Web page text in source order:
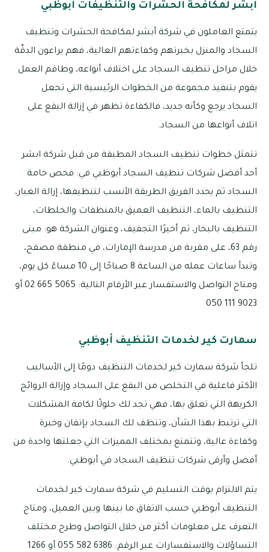
ابشر لمكافحة الحشرات والتنظيفات أبوظبي
يتمتع العاملون في شركة أبشر لمكافحة الحشرات وتنظيف
السجاد والمنزل بخبرتهم وكفاءتهم العالية، فهم يراعون الدقّة
خلال مراحل تنظيف السجاد على اختلاف أنواعه، وطاقم العمل
يقوم بتنفيذ مجموعة من الخطوات الرئيسية التي تجعل
السجاد يرجع وكأنه جديد، فالكفاءة تظهر في إزالة البقع على
اتلاف أنواعها من السجاد.
تتمثل خطوات تنظيف السجاد المطبقة من قبل شركة ابشر
أحد أفضل شركات تنظيف السجاد أبوظبي في: فحص خامة
السجاد ثم يحدد الفريق الطريقة الأنسب لتنظيفها، إزالة الغبار،
التنظيف بالماء، التنظيف العميق بالمنظفات والخلطات،
التنظيف بالبخار، ثم أخيرًا التجفيف، وعنوان الشركة هو: مبنى
رقم 63، على مقربة من مدرسة الإمارات، في منطقة مصفح،
وتبدأ ساعات عمله من الساعة 8 صباحًا إلى 10 مساءً كل يوم،
ومتاح التواصل والاستفسار عبر الأرقام التالية: 5065 665 02 أو
9023 111 050
سمارت كير لخدمات التنظيف أبوظبي
تلجأ شركة سمارت كير لخدمات التنظيف دومًا إلى الأساليب
الأكثر فاعلية في التخلص من البقع على السجاد وإزالة الروائح
الكريهة التي تعلق بها، فهي تجد لك حلولًا لكافة المشكلات
التي ترتبط بهذا الشأن، وتنظف لك السجاد بإتقان وخبرة
وكفاءة عالية، وتتمتع بمختلف المميزات التي جعلتها واحدة من
أفضل وأرقى شركات تنظيف السجاد في أبوظبي.
يتم الالتزام بوقت التسليم في شركة سمارت كير لخدمات
التنظيف أبوظبي حسب الاتفاق ما بينها وبين العميل، ومتاح
التعرف على معلومات أكثر من خلال التواصل وطرح مختلف
التساؤلات والاستفسارات عبر الرقم: 6386 582 055 أو 1266